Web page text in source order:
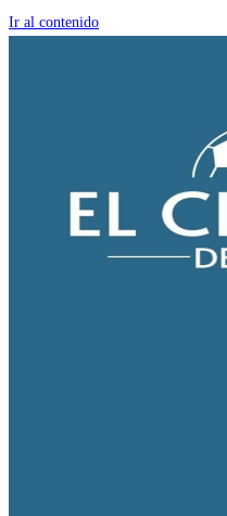
Ir al contenido